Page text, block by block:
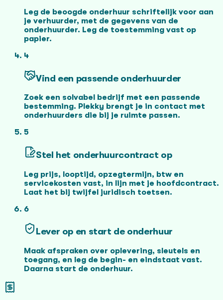
Leg de beoogde onderhuur schriftelijk voor aan
je verhuurder, met de gegevens van de
onderhuurder. Leg de toestemming vast op
papier.
4
Vind een passende onderhuurder
Zoek een solvabel bedrijf met een passende
bestemming. Plekky brengt je in contact met
onderhuurders die bij je ruimte passen.
5
Stel het onderhuurcontract op
Leg prijs, looptijd, opzegtermijn, btw en
servicekosten vast, in lijn met je hoofdcontract.
Laat het bij twijfel juridisch toetsen.
6
Lever op en start de onderhuur
Maak afspraken over oplevering, sleutels en
toegang, en leg de begin- en eindstaat vast.
Daarna start de onderhuur.